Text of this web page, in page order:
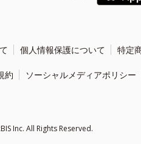
個人情報保護について 特定
約 ソーシャルメディアポリシー
Inc. All Rights Reserved.